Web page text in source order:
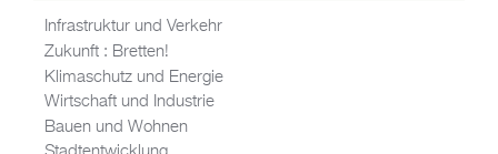
Infrastruktur und Verkehr
Zukunft : Bretten!
Klimaschutz und Energie
Wirtschaft und Industrie
Bauen und Wohnen